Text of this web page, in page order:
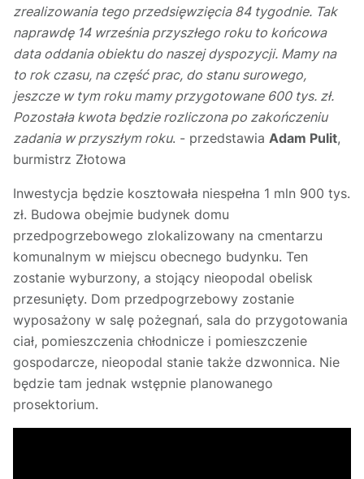
zrealizowania tego przedsięwzięcia 84 tygodnie. Tak
naprawdę 14 września przyszłego roku to końcowa
data oddania obiektu do naszej dyspozycji. Mamy na
to rok czasu, na część prac, do stanu surowego,
jeszcze w tym roku mamy przygotowane 600 tys. zł.
Pozostała kwota będzie rozliczona po zakończeniu
zadania w przyszłym roku. - przedstawia Adam Pulit,
burmistrz Złotowa
Inwestycja będzie kosztowała niespełna 1 mln 900 tys.
zł. Budowa obejmie budynek domu
przedpogrzebowego zlokalizowany na cmentarzu
komunalnym w miejscu obecnego budynku. Ten
zostanie wyburzony, a stojący nieopodal obelisk
przesunięty. Dom przedpogrzebowy zostanie
wyposażony w salę pożegnań, sala do przygotowania
ciał, pomieszczenia chłodnicze i pomieszczenie
gospodarcze, nieopodal stanie także dzwonnica. Nie
będzie tam jednak wstępnie planowanego
prosektorium.